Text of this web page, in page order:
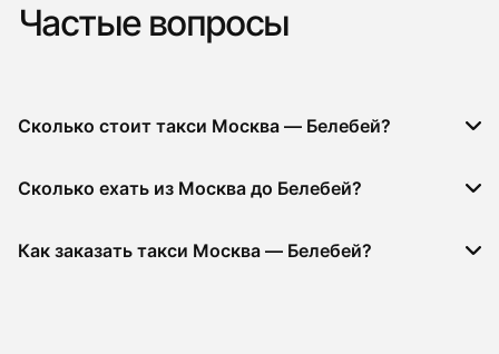
Частые вопросы
Сколько стоит такси Москва — Белебей?
Сколько ехать из Москва до Белебей?
Как заказать такси Москва — Белебей?